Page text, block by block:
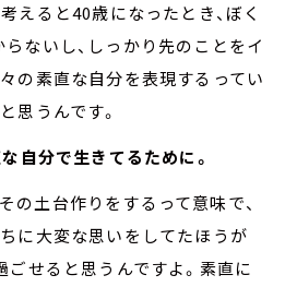
えると40歳になったとき、ぼく
ないし、しっかり先のことをイ
の素直な自分を表現するってい
思うんです。
自分で生きてるために。
の土台作りをするって意味で、
に大変な思いをしてたほうが
せると思うんですよ。素直に